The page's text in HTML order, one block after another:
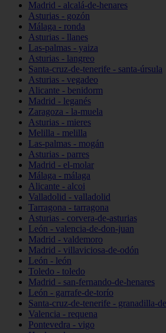
Madrid - alcalá-de-henares
Asturias - gozón
Málaga - ronda
Asturias - llanes
Las-palmas - yaiza
Asturias - langreo
Santa-cruz-de-tenerife - santa-úrsula
Asturias - vegadeo
Alicante - benidorm
Madrid - leganés
Zaragoza - la-muela
Asturias - mieres
Melilla - melilla
Las-palmas - mogán
Asturias - parres
Madrid - el-molar
Málaga - málaga
Alicante - alcoi
Valladolid - valladolid
Tarragona - tarragona
Asturias - corvera-de-asturias
León - valencia-de-don-juan
Madrid - valdemoro
Madrid - villaviciosa-de-odón
León - león
Toledo - toledo
Madrid - san-fernando-de-henares
León - garrafe-de-torío
Santa-cruz-de-tenerife - granadilla-
Valencia - requena
Pontevedra - vigo